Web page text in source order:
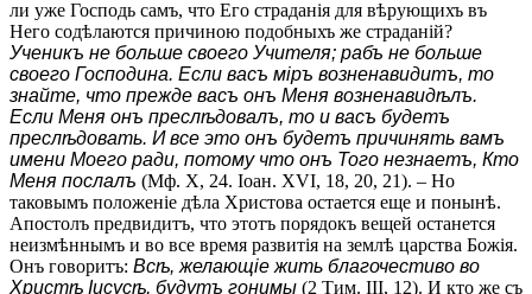
ли уже Господь самъ, что Его страданія для вѣрующихъ въ
Него содѣлаются причиною подобныхъ же страданій?
Ученикъ не больше своего Учителя; рабъ не больше
своего Господина. Если васъ міръ возненавидитъ, то
знайте, что прежде васъ онъ Меня возненавидѣлъ.
Если Меня онъ преслѣдовалъ, то и васъ будетъ
преслѣдовать. И все это онъ будетъ причинять вамъ
имени Моего ради, потому что онъ Того незнаетъ, Кто
Меня послалъ (Мф. X, 24. Іоан. XVI, 18, 20, 21). – Но
таковымъ положеніе дѣла Христова остается еще и понынѣ.
Апостолъ предвидитъ, что этотъ порядокъ вещей останется
неизмѣннымъ и во все время развитія на землѣ царства Божія.
Онъ говоритъ: Всѣ, желающіе жить благочестиво во
Христѣ Іисусѣ, будутъ гонимы (2 Тим. III, 12). И кто же съ